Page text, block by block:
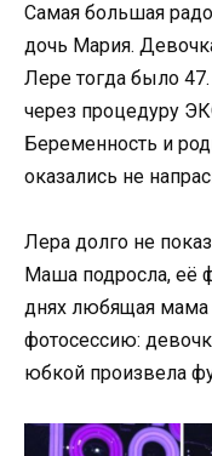
Самая большая
дочь Мария.
Лере тогда было
через процедуру
Беременность и
оказались не
Лера долго не
Маша подросла, её
днях любящая мама
фотосессию:
юбкой произвела